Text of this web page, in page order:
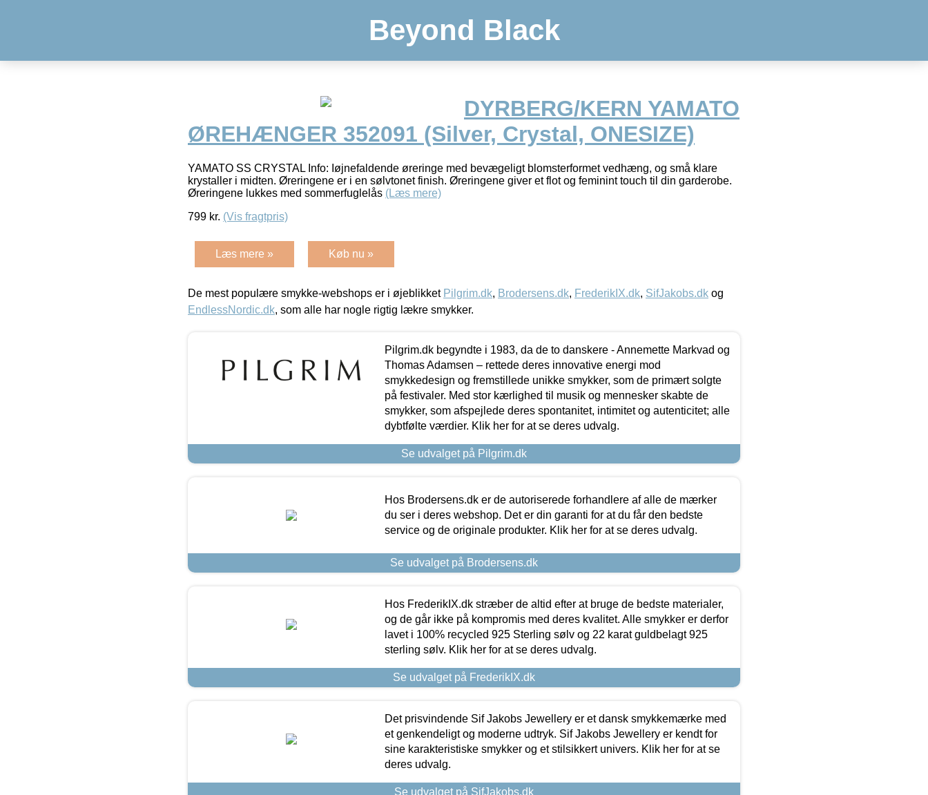
Beyond Black
DYRBERG/KERN YAMATO
ØREHÆNGER 352091 (Silver, Crystal, ONESIZE)
YAMATO SS CRYSTAL Info: Iøjnefaldende øreringe med bevægeligt blomsterformet vedhæng, og små klare
krystaller i midten. Øreringene er i en sølvtonet finish. Øreringene giver et flot og feminint touch til din garderobe.
Øreringene lukkes med sommerfuglelås (Læs mere)
799 kr. (Vis fragtpris)
Læs mere » Køb nu »
De mest populære smykke-webshops er i øjeblikket Pilgrim.dk, Brodersens.dk, FrederikIX.dk, SifJakobs.dk og
EndlessNordic.dk, som alle har nogle rigtig lækre smykker.
Pilgrim.dk begyndte i 1983, da de to danskere - Annemette Markvad og
Thomas Adamsen – rettede deres innovative energi mod
smykkedesign og fremstillede unikke smykker, som de primært solgte
på festivaler. Med stor kærlighed til musik og mennesker skabte de
smykker, som afspejlede deres spontanitet, intimitet og autenticitet; alle
dybtfølte værdier. Klik her for at se deres udvalg.
Se udvalget på Pilgrim.dk
Hos Brodersens.dk er de autoriserede forhandlere af alle de mærker
du ser i deres webshop. Det er din garanti for at du får den bedste
service og de originale produkter. Klik her for at se deres udvalg.
Se udvalget på Brodersens.dk
Hos FrederikIX.dk stræber de altid efter at bruge de bedste materialer,
og de går ikke på kompromis med deres kvalitet. Alle smykker er derfor
lavet i 100% recycled 925 Sterling sølv og 22 karat guldbelagt 925
sterling sølv. Klik her for at se deres udvalg.
Se udvalget på FrederikIX.dk
Det prisvindende Sif Jakobs Jewellery er et dansk smykkemærke med
et genkendeligt og moderne udtryk. Sif Jakobs Jewellery er kendt for
sine karakteristiske smykker og et stilsikkert univers. Klik her for at se
deres udvalg.
Se udvalget på SifJakobs.dk